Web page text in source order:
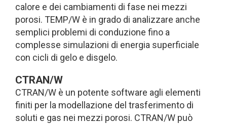
calore e dei cambiamenti di fase nei mezzi
porosi. TEMP/W è in grado di analizzare anche
semplici problemi di conduzione fino a
complesse simulazioni di energia superficiale
con cicli di gelo e disgelo.
CTRAN/W
CTRAN/W è un potente software agli elementi
finiti per la modellazione del trasferimento di
soluti e gas nei mezzi porosi. CTRAN/W può